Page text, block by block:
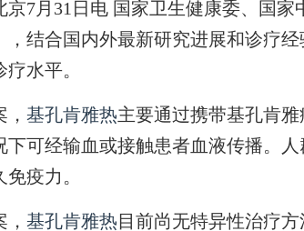
月31日电 国家卫生健康委、国家
，结合国内外最新研究进展和诊疗
水平。
基孔肯雅热主要通过携带基孔肯
下可经输血或接触患者血液传播。
疫力。
基孔肯雅热 目前尚无特异性治疗